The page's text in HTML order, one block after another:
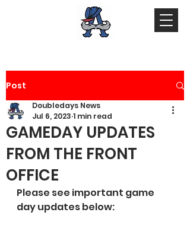
Post
GAMEDAY UPDATES
FROM THE FRONT
OFFICE
Doubledays News
Jul 6, 2023 1 min read
Please see important game
day updates below: